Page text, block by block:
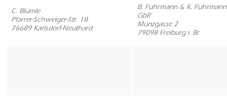
C. Blümle
Pfarrer-Schweiger-Str. 18
76689 Karlsdorf-Neuthard
B. Fuhrmann & K.
GbR
Münzgasse 2
79098 Freiburg i. Br.